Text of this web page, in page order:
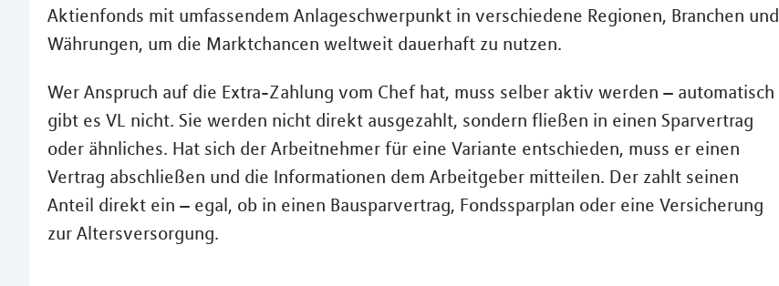
Aktienfonds mit umfassendem Anlageschwerpunkt in verschiedene Regionen, Branchen und
Währungen, um die Marktchancen weltweit dauerhaft zu nutzen.
Wer Anspruch auf die Extra-Zahlung vom Chef hat, muss selber aktiv werden – automatisch
gibt es VL nicht. Sie werden nicht direkt ausgezahlt, sondern fließen in einen Sparvertrag
oder ähnliches. Hat sich der Arbeitnehmer für eine Variante entschieden, muss er einen
Vertrag abschließen und die Informationen dem Arbeitgeber mitteilen. Der zahlt seinen
Anteil direkt ein – egal, ob in einen Bausparvertrag, Fondssparplan oder eine Versicherung
zur Altersversorgung.